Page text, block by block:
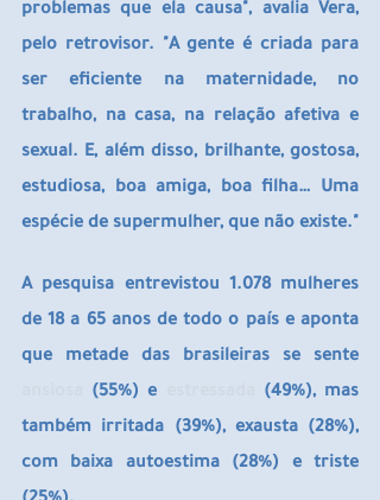
problemas que ela causa", avalia Vera,
pelo retrovisor. "A gente é criada para
ser eficiente na maternidade, no
trabalho, na casa, na relação afetiva e
sexual. E, além disso, brilhante, gostosa,
estudiosa, boa amiga, boa filha… Uma
espécie de supermulher, que não existe."
A pesquisa entrevistou 1.078 mulheres
de 18 a 65 anos de todo o país e aponta
(55%) e
(49%), mas
também irritada (39%), exausta (28%),
com baixa autoestima (28%) e triste